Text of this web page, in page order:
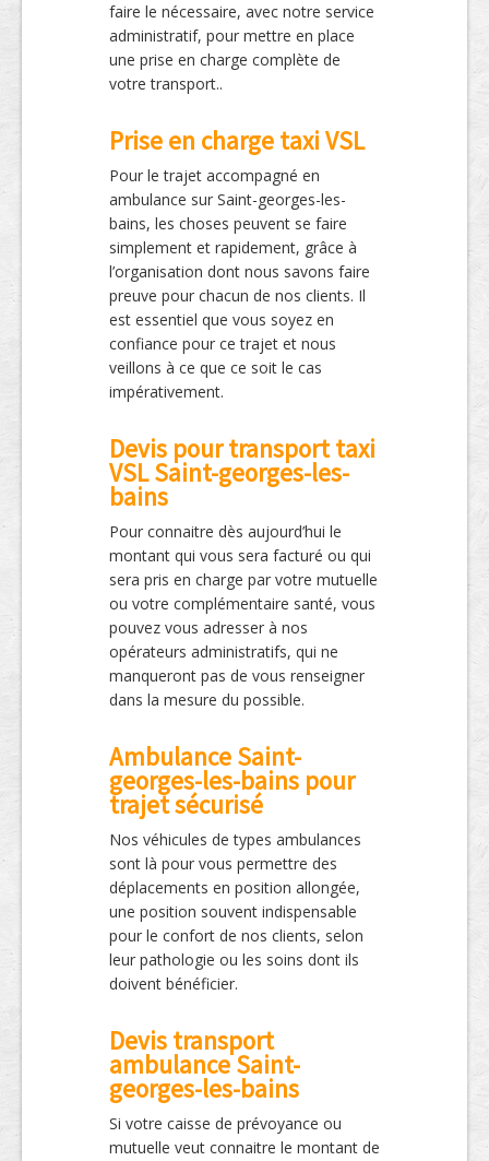
faire le nécessaire, avec notre service
administratif, pour mettre en place
une prise en charge complète de
votre transport..
Prise en charge taxi VSL
Pour le trajet accompagné en
ambulance sur Saint-georges-les-
bains, les choses peuvent se faire
simplement et rapidement, grâce à
l’organisation dont nous savons faire
preuve pour chacun de nos clients. Il
est essentiel que vous soyez en
confiance pour ce trajet et nous
veillons à ce que ce soit le cas
impérativement.
Devis pour transport taxi
VSL Saint-georges-les-
bains
Pour connaitre dès aujourd’hui le
montant qui vous sera facturé ou qui
sera pris en charge par votre mutuelle
ou votre complémentaire santé, vous
pouvez vous adresser à nos
opérateurs administratifs, qui ne
manqueront pas de vous renseigner
dans la mesure du possible.
Ambulance Saint-
georges-les-bains pour
trajet sécurisé
Nos véhicules de types ambulances
sont là pour vous permettre des
déplacements en position allongée,
une position souvent indispensable
pour le confort de nos clients, selon
leur pathologie ou les soins dont ils
doivent bénéficier.
Devis transport
ambulance Saint-
georges-les-bains
Si votre caisse de prévoyance ou
mutuelle veut connaitre le montant de